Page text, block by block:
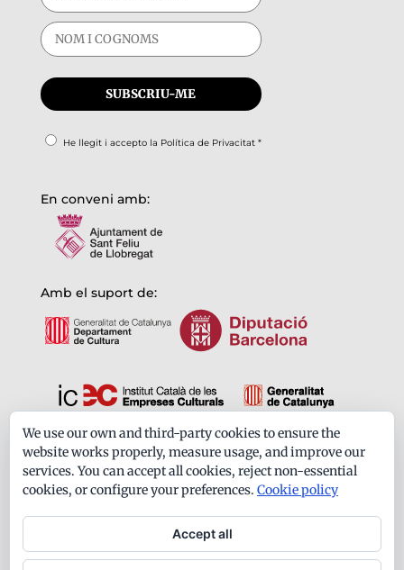
He llegit i accepto la Política de Privacitat*
En conveni amb:
Amb el suport de:
Formem part de:
We use our own and third-party cookies to ensure the
website works properly, measure usage, and improve our
services. You can accept all cookies, reject non-essential
cookies, or configure your preferences. Cookie policy
Accept all